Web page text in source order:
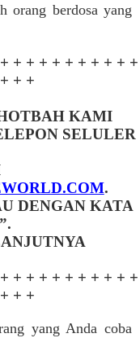
orang berdosa yang
+ + + + + + + + + +
+ +
KAMI
SELULER
.
DENGAN KATA
+ + + + + + + + + +
+ +
yang Anda coba